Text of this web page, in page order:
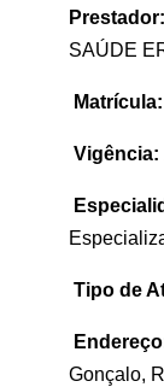
Prestador:
SAÚDE
Matrícula:
Vigência:
Tipo de
Gonçalo,